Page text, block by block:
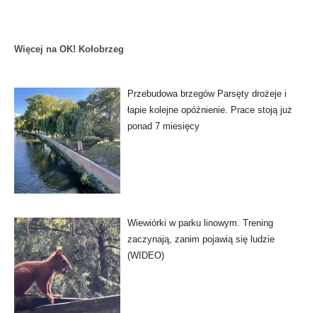
Więcej na OK! Kołobrzeg
Przebudowa brzegów Parsęty drożeje i
łapie kolejne opóźnienie. Prace stoją już
ponad 7 miesięcy
Wiewiórki w parku linowym. Trening
zaczynają, zanim pojawią się ludzie
(WIDEO)